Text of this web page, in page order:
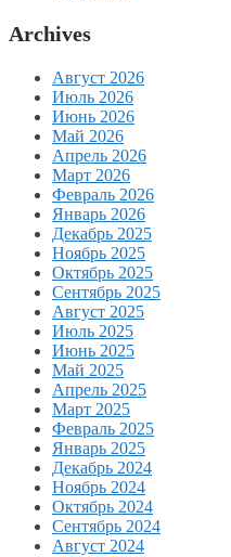
Archives
Август 2026
Июль 2026
Июнь 2026
Май 2026
Апрель 2026
Март 2026
Февраль 2026
Январь 2026
Декабрь 2025
Ноябрь 2025
Октябрь 2025
Сентябрь 2025
Август 2025
Июль 2025
Июнь 2025
Май 2025
Апрель 2025
Март 2025
Февраль 2025
Январь 2025
Декабрь 2024
Ноябрь 2024
Октябрь 2024
Сентябрь 2024
Август 2024